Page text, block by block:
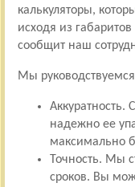
калькуляторы,
исходя из
сообщит наш
Мы
Аккуратность.
надежно ее
максимально
Точность. Мы
сроков. Вы